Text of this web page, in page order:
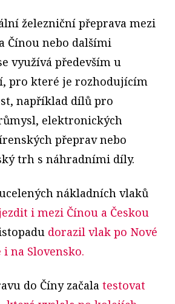
železniční přeprava mezi
Čínou nebo dalšími
využívá především u
pro které je rozhodujícím
například dílů pro
elektronických
přeprav nebo
trh s náhradními díly.
nákladních vlaků
i mezi Čínou a Českou
dorazil vlak po Nové
i na Slovensko.
do Číny začala testovat